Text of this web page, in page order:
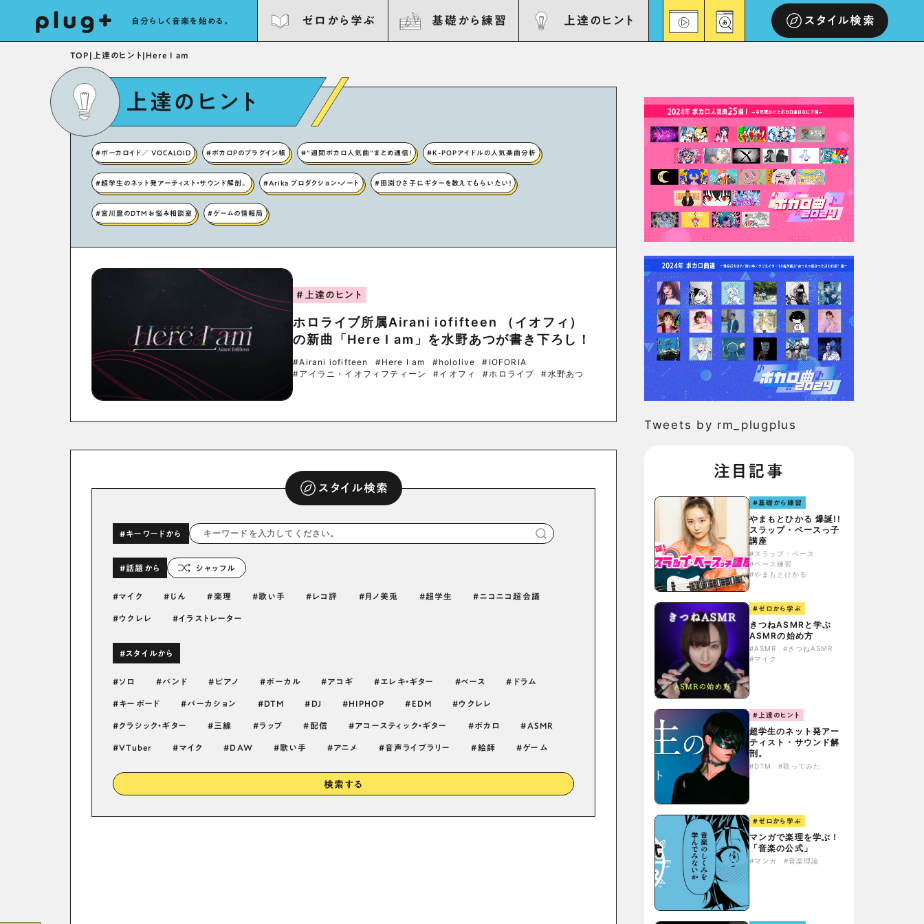
自分らしく音楽を始める。 ゼロから学ぶ 基礎から練習 上達のヒント スタイル検索
TOP | 上達のヒント | Here I am
上達のヒント
#ボーカロイド／ VOCALOID #ボカロPのプラグイン帳 #“週間ボカロ人気曲”まとめ通信！ #K-POPアイドルの人気楽曲分析
#超学生のネット発アーティスト・サウンド解剖。 #Arika プロダクション・ノート #田渕ひさ子にギターを教えてもらいたい！
#宮川麿のDTMお悩み相談室 #ゲームの情報局
#上達のヒント
ホロライブ所属Airani iofifteen （イオフィ）
の新曲「Here I am」を水野あつが書き下ろし！
#Airani iofifteen #Here I am #hololive
#IOFORIA
#アイラニ・イオフィフティーン
#イオフィ #ホロライブ #水野あつ
スタイル検索
#キーワードから
#話題から シャッフル
マイク じん 楽理 歌い手 レコ評 月ノ美兎 超学生 ニコニコ超会議
ウクレレ イラストレーター
#スタイルから
ソロ バンド ピアノ ボーカル アコギ エレキ・ギター ベース ドラム
キーボード パーカション DTM DJ HIPHOP EDM ウクレレ
クラシック・ギター 三線 ラップ 配信 アコースティック・ギター ボカロ ASMR
VTuber マイク DAW 歌い手 アニメ 音声ライブラリー 絵師 ゲーム
検索する
Tweets by rm_plugplus
注目記事
#基礎から練習
やまもとひかる 爆誕!!
スラップ・ベースっ子
講座
#スラップ・ベース
#ベース練習
#やまもとひかる
#ゼロから学ぶ
きつねASMRと学ぶ
ASMRの始め方
#ASMR
#きつねASMR
#マイク
#上達のヒント
超学生のネット発アー
ティスト・サウンド解
剖。
#DTM #歌ってみた
#ゼロから学ぶ
マンガで楽理を学ぶ！
「音楽の公式」
#マンガ #音楽理論